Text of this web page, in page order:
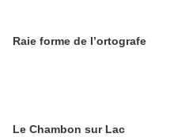
Raie forme de l’ortografe
Le Chambon sur Lac